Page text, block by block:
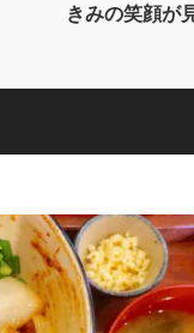
きみの笑顔が